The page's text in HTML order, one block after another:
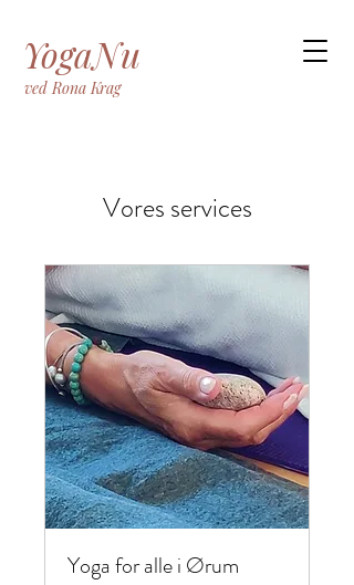
YogaNu
ved Rona Krag
Vores services
Yoga for alle i Ørum